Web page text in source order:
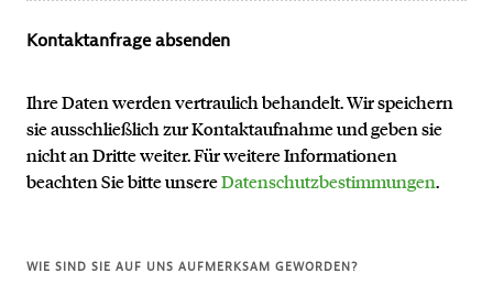
Kontaktanfrage absenden
Ihre Daten werden vertraulich behandelt. Wir speichern
sie ausschließlich zur Kontaktaufnahme und geben sie
nicht an Dritte weiter. Für weitere Informationen
beachten Sie bitte unsereDatenschutzbestimmungen.
WIE SIND SIE AUF UNS AUFMERKSAM GEWORDEN?